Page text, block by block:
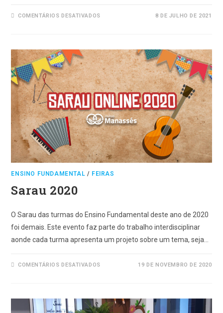
COMENTÁRIOS DESATIVADOSEM
FORMAS
DE
BRINCAR
COM
TINTA
CASEIRA
8 DE JULHO DE 2021
ENSINO FUNDAMENTAL / FEIRAS
Sarau 2020
O Sarau das turmas do Ensino Fundamental deste ano de 2020
foi demais. Este evento faz parte do trabalho interdisciplinar
aonde cada turma apresenta um projeto sobre um tema, seja…
COMENTÁRIOS DESATIVADOSEM
19 DE NOVEMBRO DE 2020